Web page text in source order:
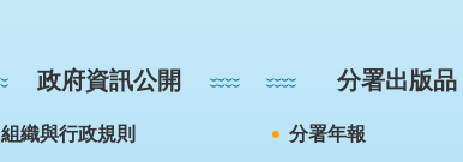
政府資訊公開
組織與行政規則
分署出版品
分署年報